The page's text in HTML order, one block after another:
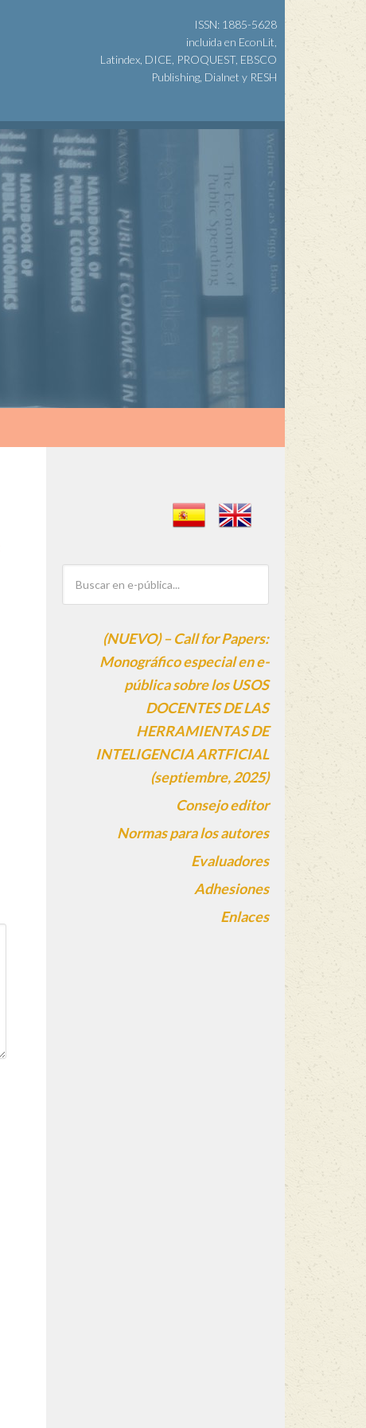
ISSN: 1885-5628
incluida en EconLit,
Latindex, DICE, PROQUEST, EBSCO
Publishing, Dialnet y RESH
(NUEVO) – Call for Papers:
Monográfico especial en e-
pública sobre los USOS
DOCENTES DE LAS
HERRAMIENTAS DE
INTELIGENCIA ARTFICIAL
(septiembre, 2025)
Consejo editor
Normas para los autores
Evaluadores
Adhesiones
Enlaces